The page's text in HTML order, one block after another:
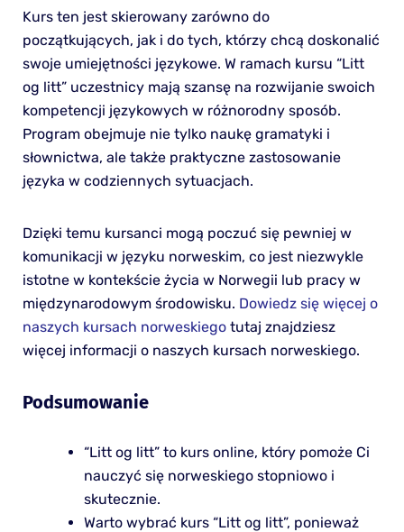
Kurs ten jest skierowany zarówno do
początkujących, jak i do tych, którzy chcą doskonalić
swoje umiejętności językowe. W ramach kursu “Litt
og litt” uczestnicy mają szansę na rozwijanie swoich
kompetencji językowych w różnorodny sposób.
Program obejmuje nie tylko naukę gramatyki i
słownictwa, ale także praktyczne zastosowanie
języka w codziennych sytuacjach.
Dzięki temu kursanci mogą poczuć się pewniej w
komunikacji w języku norweskim, co jest niezwykle
istotne w kontekście życia w Norwegii lub pracy w
międzynarodowym środowisku. Dowiedz się więcej o
naszych kursach norweskiegotutaj znajdziesz
więcej informacji o naszych kursach norweskiego.
Podsumowanie
“Litt og litt” to kurs online, który pomoże Ci
nauczyć się norweskiego stopniowo i
skutecznie.
Warto wybrać kurs “Litt og litt”, ponieważ